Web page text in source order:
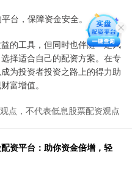
台，保障资金安全。
的工具，但同时也伴随一定风
择适合自己的配资方案。在专
为投资者投资之路上的得力助
富增值。
点，不代表低息股票配资观点
资平台：助你资金倍增，轻